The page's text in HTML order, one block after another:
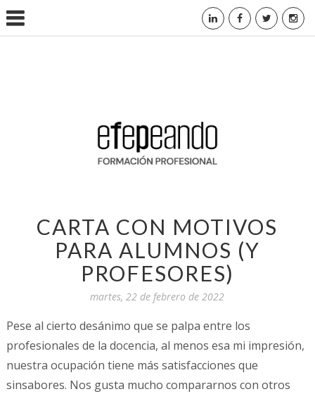
CARTA CON MOTIVOS
PARA ALUMNOS (Y
PROFESORES)
martes, 22 de febrero de 2022
Pese al cierto desánimo que se palpa entre los
profesionales de la docencia, al menos esa mi impresión,
nuestra ocupación tiene más satisfacciones que
sinsabores. Nos gusta mucho compararnos con otros